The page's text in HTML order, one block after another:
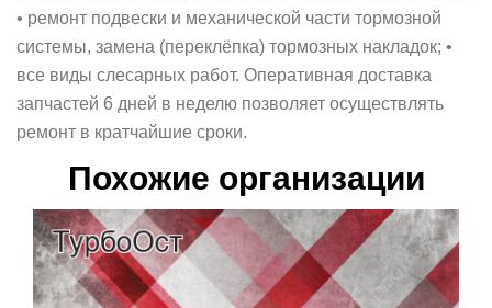
• ремонт подвески и механической части тормозной
системы, замена (переклёпка) тормозных накладок; •
все виды слесарных работ. Оперативная доставка
запчастей 6 дней в неделю позволяет осуществлять
ремонт в кратчайшие сроки.
Похожие организации